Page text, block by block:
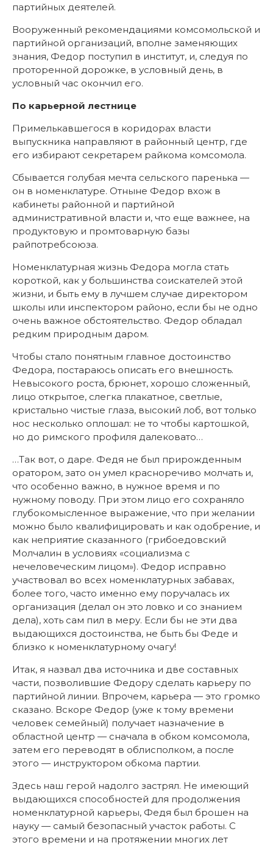
партийных деятелей.
Вооруженный рекомендациями комсомольской и
партийной организаций, вполне заменяющих
знания, Федор поступил в институт, и, следуя по
проторенной дорожке, в условный день, в
условный час окончил его.
По карьерной лестнице
Примелькавшегося в коридорах власти
выпускника направляют в районный центр, где
его избирают секретарем райкома комсомола.
Сбывается голубая мечта сельского паренька —
он в номенклатуре. Отныне Федор вхож в
кабинеты районной и партийной
административной власти и, что еще важнее, на
продуктовую и промтоварную базы
райпотребсоюза.
Номенклатурная жизнь Федора могла стать
короткой, как у большинства соискателей этой
жизни, и быть ему в лучшем случае директором
школы или инспектором районо, если бы не одно
очень важное обстоятельство. Федор обладал
редким природным даром.
Чтобы стало понятным главное достоинство
Федора, постараюсь описать его внешность.
Невысокого роста, брюнет, хорошо сложенный,
лицо открытое, слегка плакатное, светлые,
кристально чистые глаза, высокий лоб, вот только
нос несколько оплошал: не то чтобы картошкой,
но до римского профиля далековато…
…Так вот, о даре. Федя не был прирожденным
оратором, зато он умел красноречиво молчать и,
что особенно важно, в нужное время и по
нужному поводу. При этом лицо его сохраняло
глубокомысленное выражение, что при желании
можно было квалифицировать и как одобрение, и
как неприятие сказанного (грибоедовский
Молчалин в условиях «социализма с
нечеловеческим лицом»). Федор исправно
участвовал во всех номенклатурных забавах,
более того, часто именно ему поручалась их
организация (делал он это ловко и со знанием
дела), хоть сам пил в меру. Если бы не эти два
выдающихся достоинства, не быть бы Феде и
близко к номенклатурному очагу!
Итак, я назвал два источника и две составных
части, позволившие Федору сделать карьеру по
партийной линии. Впрочем, карьера — это громко
сказано. Вскоре Федор (уже к тому времени
человек семейный) получает назначение в
областной центр — сначала в обком комсомола,
затем его переводят в облисполком, а после
этого — инструктором обкома партии.
Здесь наш герой надолго застрял. Не имеющий
выдающихся способностей для продолжения
номенклатурной карьеры, Федя был брошен на
науку — самый безопасный участок работы. С
этого времени и на протяжении многих лет